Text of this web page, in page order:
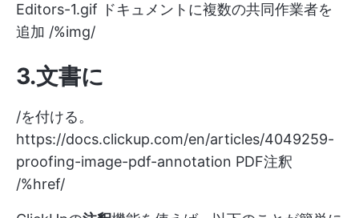
Editors-1.gif ドキュメントに複数の共同作業者を
追加 /%img/
3.文書に
/を付ける。
https://docs.clickup.com/en/articles/4049259-
proofing-image-pdf-annotation PDF注釈
/%href/